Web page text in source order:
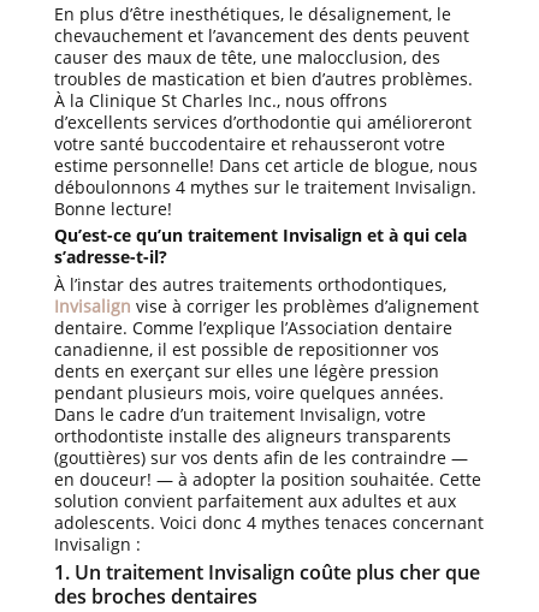
En plus d’être inesthétiques, le désalignement, le
chevauchement et l’avancement des dents peuvent
causer des maux de tête, une malocclusion, des
troubles de mastication et bien d’autres problèmes.
À la Clinique St Charles Inc., nous offrons
d’excellents services d’orthodontie qui amélioreront
votre santé buccodentaire et rehausseront votre
estime personnelle! Dans cet article de blogue, nous
déboulonnons 4 mythes sur le traitement Invisalign.
Bonne lecture!
Qu’est-ce qu’un traitement Invisalign et à qui cela
s’adresse-t-il?
À l’instar des autres traitements orthodontiques,
Invisalign vise à corriger les problèmes d’alignement
dentaire. Comme l’explique l’Association dentaire
canadienne, il est possible de repositionner vos
dents en exerçant sur elles une légère pression
pendant plusieurs mois, voire quelques années.
Dans le cadre d’un traitement Invisalign, votre
orthodontiste installe des aligneurs transparents
(gouttières) sur vos dents afin de les contraindre —
en douceur! — à adopter la position souhaitée. Cette
solution convient parfaitement aux adultes et aux
adolescents. Voici donc 4 mythes tenaces concernant
Invisalign :
1. Un traitement Invisalign coûte plus cher que
des broches dentaires